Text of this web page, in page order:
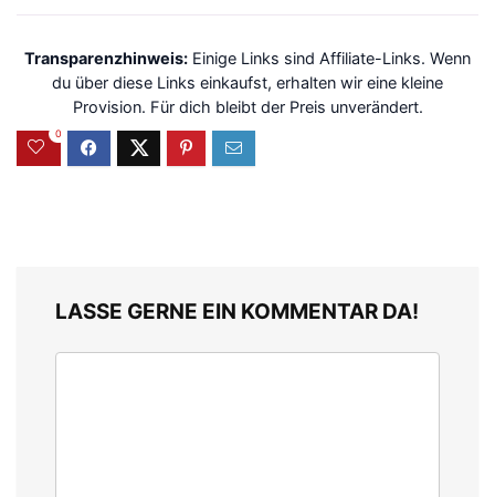
Transparenzhinweis: Einige Links sind Affiliate-Links. Wenn
du über diese Links einkaufst, erhalten wir eine kleine
Provision. Für dich bleibt der Preis unverändert.
0
LASSE GERNE EIN KOMMENTAR DA!